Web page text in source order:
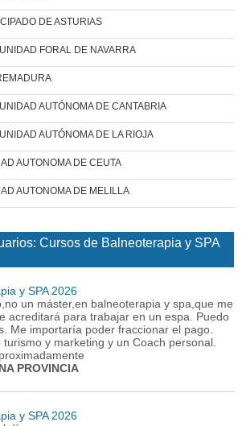
DE ASTURIAS
FORAL DE NAVARRA
AUTÓNOMA DE CANTABRIA
AUTÓNOMA DE LA RIOJA
AUTONOMA DE CEUTA
AUTONOMA DE MELILLA
Cursos de Balneoterapia y SPA
y SPA 2026
un máster,en balneoterapia y spa,que me
acreditará para trabajar en un espa. Puedo
Me importaría poder fraccionar el pago.
y marketing y un Coach personal.
PROVINCIA
y SPA 2026